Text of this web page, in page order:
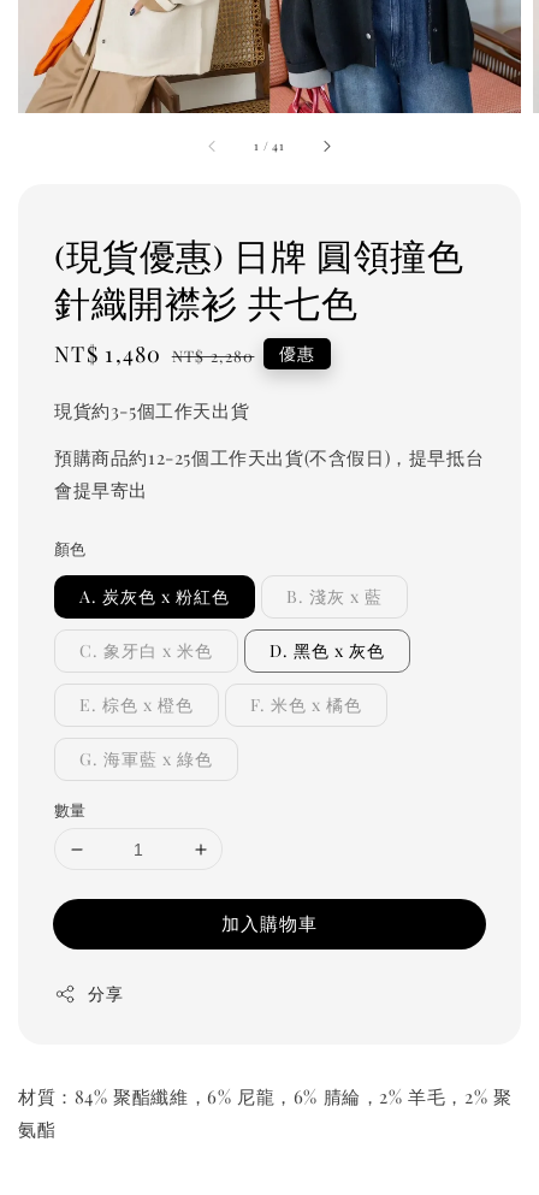
1 /41
(現貨優惠) 日牌 圓領撞色
針織開襟衫 共七色
Sale
NT$ 1,480 Regular
NT$ 2,280 優惠
現貨約3-5個工作天出貨
預購商品約12-25個工作天出貨(不含假日)，提早抵台
會提早寄出
顏色
A. 炭灰色 x 粉紅色 B. 淺灰 x 藍
C. 象牙白 x 米色 D. 黑色 x 灰色
E. 棕色 x 橙色 F. 米色 x 橘色
G. 海軍藍 x 綠色
數量
加入購物車
分享
材質：84% 聚酯纖維，6% 尼龍，6% 腈綸，2% 羊毛，2% 聚
氨酯